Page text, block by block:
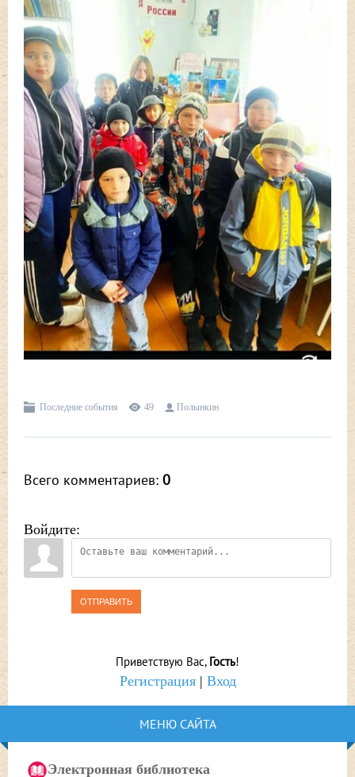
Последние события 49 Полынкин
Всего комментариев: 0
Войдите:
ОТПРАВИТЬ
Приветствую Вас, Гость!
Регистрация| Вход
МЕНЮ САЙТА
Электронная библиотека